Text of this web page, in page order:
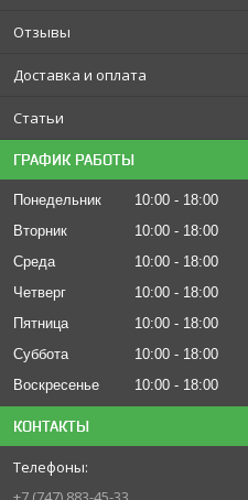
Отзывы
Доставка и оплата
Статьи
ГРАФИК РАБОТЫ
Понедельник 10:00
18:00
Вторник
10:00
18:00
Среда
10:00
18:00
Четверг
10:00
18:00
Пятница
10:00
18:00
Суббота
10:00
18:00
Воскресенье
10:00 18:00
КОНТАКТЫ